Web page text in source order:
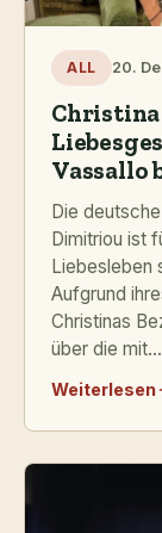
ALL 20.
Vassallo
Die
Dimitriou ist
Liebesleben
Aufgrund
Christinas
über die mit...
Weiterlesen